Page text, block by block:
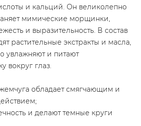
и кальций. Он великолепно
мимические морщинки,
и выразительность. В состав
растительные экстракты и масла,
увлажняют и питают
вокруг глаз.
обладает смягчающим и
и делают темные круги